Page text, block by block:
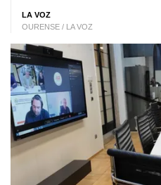
LA VOZ
OURENSE / LA VOZ